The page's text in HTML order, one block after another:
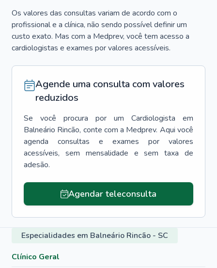
Os valores das consultas variam de acordo com o
profissional e a clínica, não sendo possível definir um
custo exato. Mas com a Medprev, você tem acesso a
cardiologistas e exames por valores acessíveis.
Agende uma consulta com valores
reduzidos
Se você procura por um Cardiologista
em
Balneário Rincão, conte com a Medprev. Aqui você
agenda consultas e exames por valores
acessíveis, sem mensalidade e sem taxa de
adesão.
Agendar teleconsulta
Especialidades em Balneário Rincão - SC
Clínico Geral